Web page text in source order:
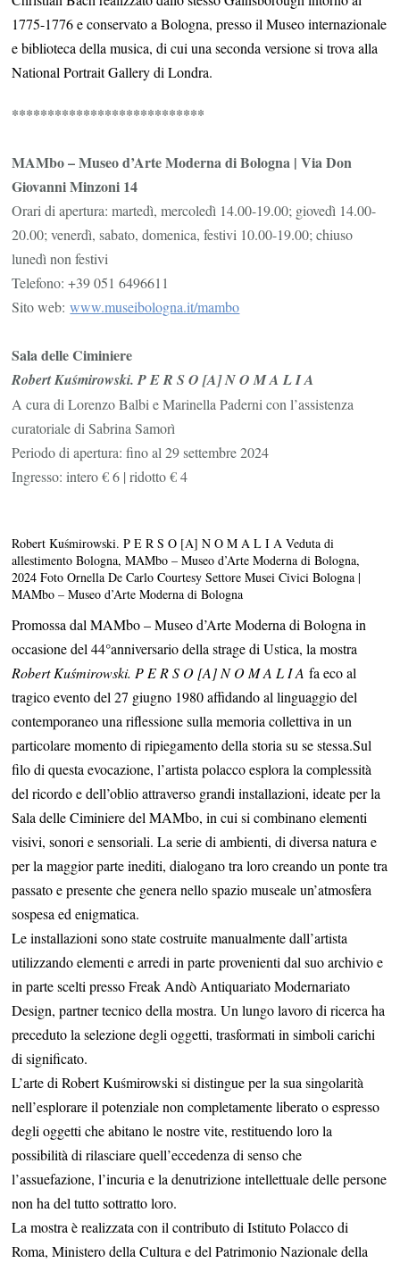
1775-1776 e conservato a Bologna, presso il Museo internazionale
e biblioteca della musica, di cui una seconda versione si trova alla
National Portrait Gallery di Londra.
***************************
MAMbo – Museo d’Arte Moderna di Bologna | Via Don
Giovanni Minzoni 14
Orari di apertura: martedì, mercoledì 14.00-19.00; giovedì 14.00-
20.00; venerdì, sabato, domenica, festivi 10.00-19.00; chiuso
lunedì non festivi
Telefono: +39 051 6496611
Sito web:www.museibologna.it/mambo
Sala delle Ciminiere
Robert Kuśmirowski. P E R S O [A] N O M A L I A
A cura di Lorenzo Balbi e Marinella Paderni con l’assistenza
curatoriale di Sabrina Samorì
Periodo di apertura: fino al 29 settembre 2024
Ingresso: intero € 6 | ridotto € 4
Robert Kuśmirowski. P E R S O [A] N O M A L I A Veduta di
allestimento Bologna, MAMbo – Museo d’Arte Moderna di Bologna,
2024 Foto Ornella De Carlo Courtesy Settore Musei Civici Bologna |
MAMbo – Museo d’Arte Moderna di Bologna
Promossa dal MAMbo – Museo d’Arte Moderna di Bologna in
occasione del 44°anniversario della strage di Ustica, la mostra
Robert Kuśmirowski. P E R S O [A] N O M A L I A fa eco al
tragico evento del 27 giugno 1980 affidando al linguaggio del
contemporaneo una riflessione sulla memoria collettiva in un
particolare momento di ripiegamento della storia su se stessa.Sul
filo di questa evocazione, l’artista polacco esplora la complessità
del ricordo e dell’oblio attraverso grandi installazioni, ideate per la
Sala delle Ciminiere del MAMbo, in cui si combinano elementi
visivi, sonori e sensoriali. La serie di ambienti, di diversa natura e
per la maggior parte inediti, dialogano tra loro creando un ponte tra
passato e presente che genera nello spazio museale un’atmosfera
sospesa ed enigmatica.
Le installazioni sono state costruite manualmente dall’artista
utilizzando elementi e arredi in parte provenienti dal suo archivio e
in parte scelti presso Freak Andò Antiquariato Modernariato
Design, partner tecnico della mostra. Un lungo lavoro di ricerca ha
preceduto la selezione degli oggetti, trasformati in simboli carichi
di significato.
L’arte di Robert Kuśmirowski si distingue per la sua singolarità
nell’esplorare il potenziale non completamente liberato o espresso
degli oggetti che abitano le nostre vite, restituendo loro la
possibilità di rilasciare quell’eccedenza di senso che
l’assuefazione, l’incuria e la denutrizione intellettuale delle persone
non ha del tutto sottratto loro.
La mostra è realizzata con il contributo di Istituto Polacco di
Roma, Ministero della Cultura e del Patrimonio Nazionale della